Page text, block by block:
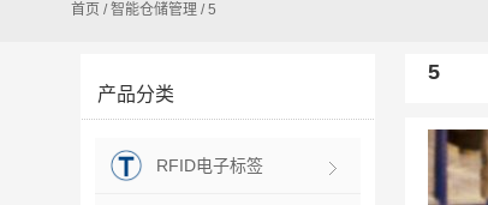
首页 /智能仓储管理 /5
产品分类
RFID电子标签
5